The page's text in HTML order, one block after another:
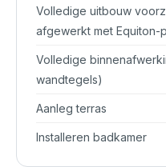
Volledige uitbouw
afgewerkt met Equiton-
Volledige
wandtegels)
Aanleg terras
Installeren badkamer